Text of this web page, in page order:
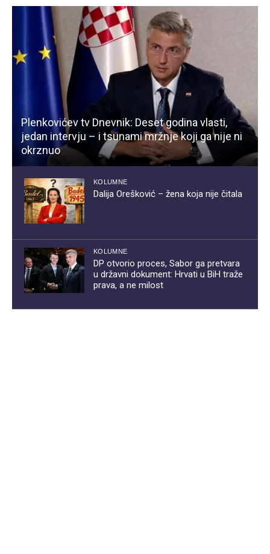
Plenkovićev tv Dnevnik: Deset godina vlasti,
jedan intervju – i tsunami mržnje koji ga nije ni
okrznuo
KOLUMNE
Dalija Orešković – žena koja nije čitala
KOLUMNE
DP otvorio proces, Sabor ga pretvara
u državni dokument: Hrvati u BiH traže
prava, a ne milost